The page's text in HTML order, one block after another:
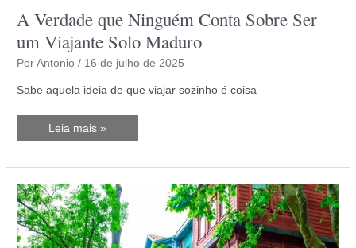
A Verdade que Ninguém Conta Sobre Ser
um Viajante Solo Maduro
PorAntonio/ 16 de julho de 2025
Sabe aquela ideia de que viajar sozinho é coisa
A
Conta
Ser
um
Viajante
Solo
Maduro
Leia mais »